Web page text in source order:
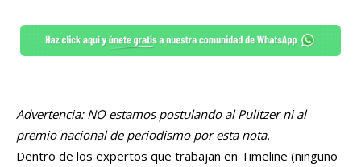
Advertencia: NO estamos postulando al Pulitzer ni al
premio nacional de periodismo por esta nota.
Dentro de los expertos que trabajan en Timeline (ninguno